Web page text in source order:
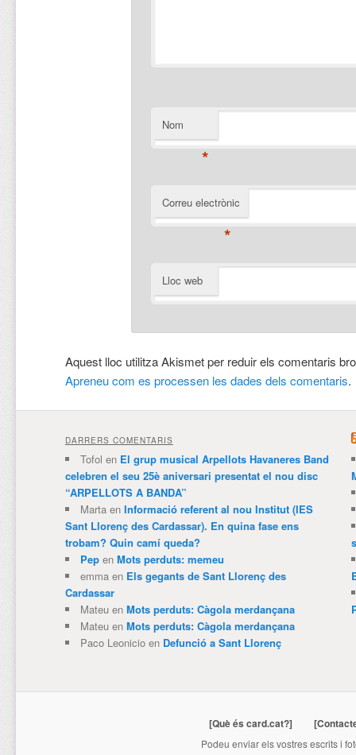
Nom
*
Correu electrònic
*
Lloc web
Aquest lloc utilitza Akismet per reduir els comentaris
Apreneu com es processen les dades dels comentaris.
DARRERS COMENTARIS
Tofol en El grup musical Arpellots Havaneres Band
celebren el seu 25è aniversari presentat el nou disc
“ARPELLOTS A BANDA”
Martaen Informació referent al nou Institut (IES
Sant Llorenç des Cardassar). En quina fase ens
trobam? Quin camí queda?
Pepen Mots perduts: memeu
emmaen Els gegants de Sant Llorenç des
Cardassar
Mateuen Mots perduts: Càgola merdançana
Mateuen Mots perduts: Càgola merdançana
Paco Leonicioen Defunció a Sant Llorenç
[Què és card.cat?]
Podeu enviar els vostres escrits i